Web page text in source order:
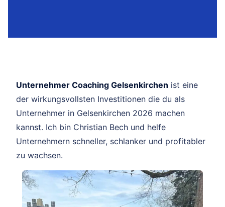
Unternehmer Coaching Gelsenkirchen ist eine
der wirkungsvollsten Investitionen die du als
Unternehmer in Gelsenkirchen 2026 machen
kannst. Ich bin Christian Bech und helfe
Unternehmern schneller, schlanker und profitabler
zu wachsen.